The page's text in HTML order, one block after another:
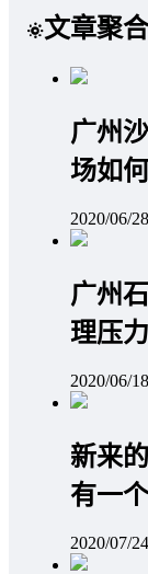
文章聚合
广州
场如
2020/06/28
广州
理压
2020/06/18
新来
有一
2020/07/24